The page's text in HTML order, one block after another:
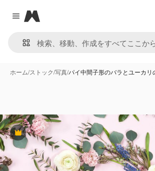
Close menu
Magnific
ホーム/ストック/写真/パイ中間子形のバラとユーカ
Premium